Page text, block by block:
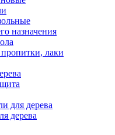
назначения
лаки
для дерева
дерева